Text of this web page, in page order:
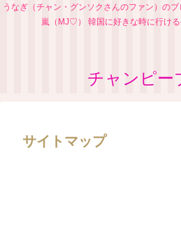
うなぎ（チャン・グンソクさんのファン）の
嵐（MJ♡） 韓国に好きな時に行ける
チャンピー
サイトマップ